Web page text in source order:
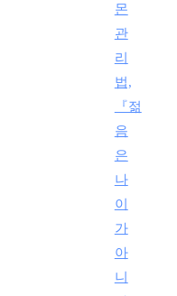
몬
관
리
법,
『젊
음
은
나
이
가
아
니